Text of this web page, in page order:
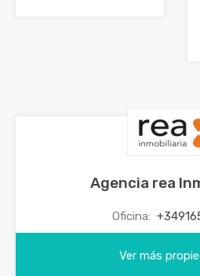
Agencia rea
Oficina:
Ver más